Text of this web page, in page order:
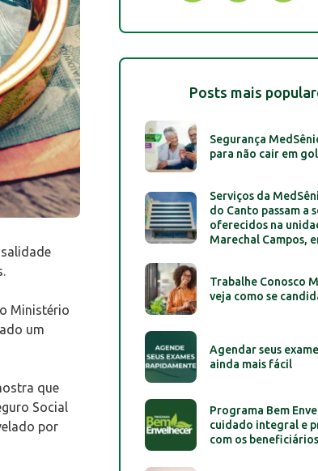
Ministério
um
que
Social
por
Posts mais
Segurança
para não cair em
Serviços da
do Canto passam a
oferecidos na
Marechal Campos,
Trabalhe Conosco
veja como se
Agendar seus
ainda mais fácil
Programa Bem
cuidado integral e
com os beneficiários